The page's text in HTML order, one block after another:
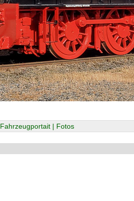
Fahrzeugportait | Fotos